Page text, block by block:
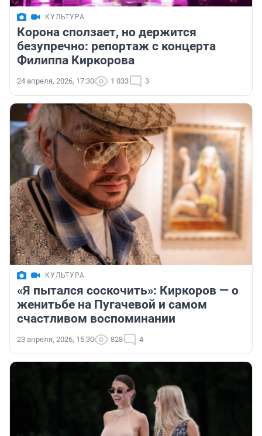
КУЛЬТУРА
Корона сползает, но держится
безупречно: репортаж с концерта
Филиппа Киркорова
24 апреля, 2026, 17:30 1 033 3
КУЛЬТУРА
«Я пытался соскочить»: Киркоров — о
женитьбе на Пугачевой и самом
счастливом воспоминании
23 апреля, 2026, 15:30 828 4